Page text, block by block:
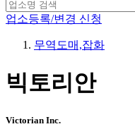
업소등록/변경 신청
무역도매,잡화
빅토리안
Victorian Inc.